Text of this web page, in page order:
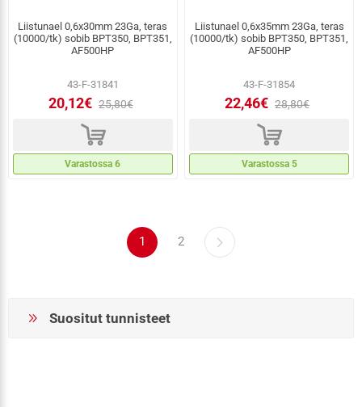
Liistunael 0,6x30mm 23Ga, teras
(10000/tk) sobib BPT350, BPT351,
AF500HP
43-F-31841
20,12€ 25,80€
d
Varastossa 6
Liistunael 0,6x35mm 23Ga, teras
(10000/tk) sobib BPT350, BPT351,
AF500HP
43-F-31854
22,46€ 28,80€
d
Varastossa 5
1 2
Suositut tunnisteet